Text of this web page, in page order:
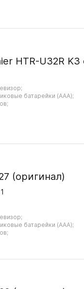
HTR-U32R
батарейки (AAA);
(оригинал)
батарейки (AAA);